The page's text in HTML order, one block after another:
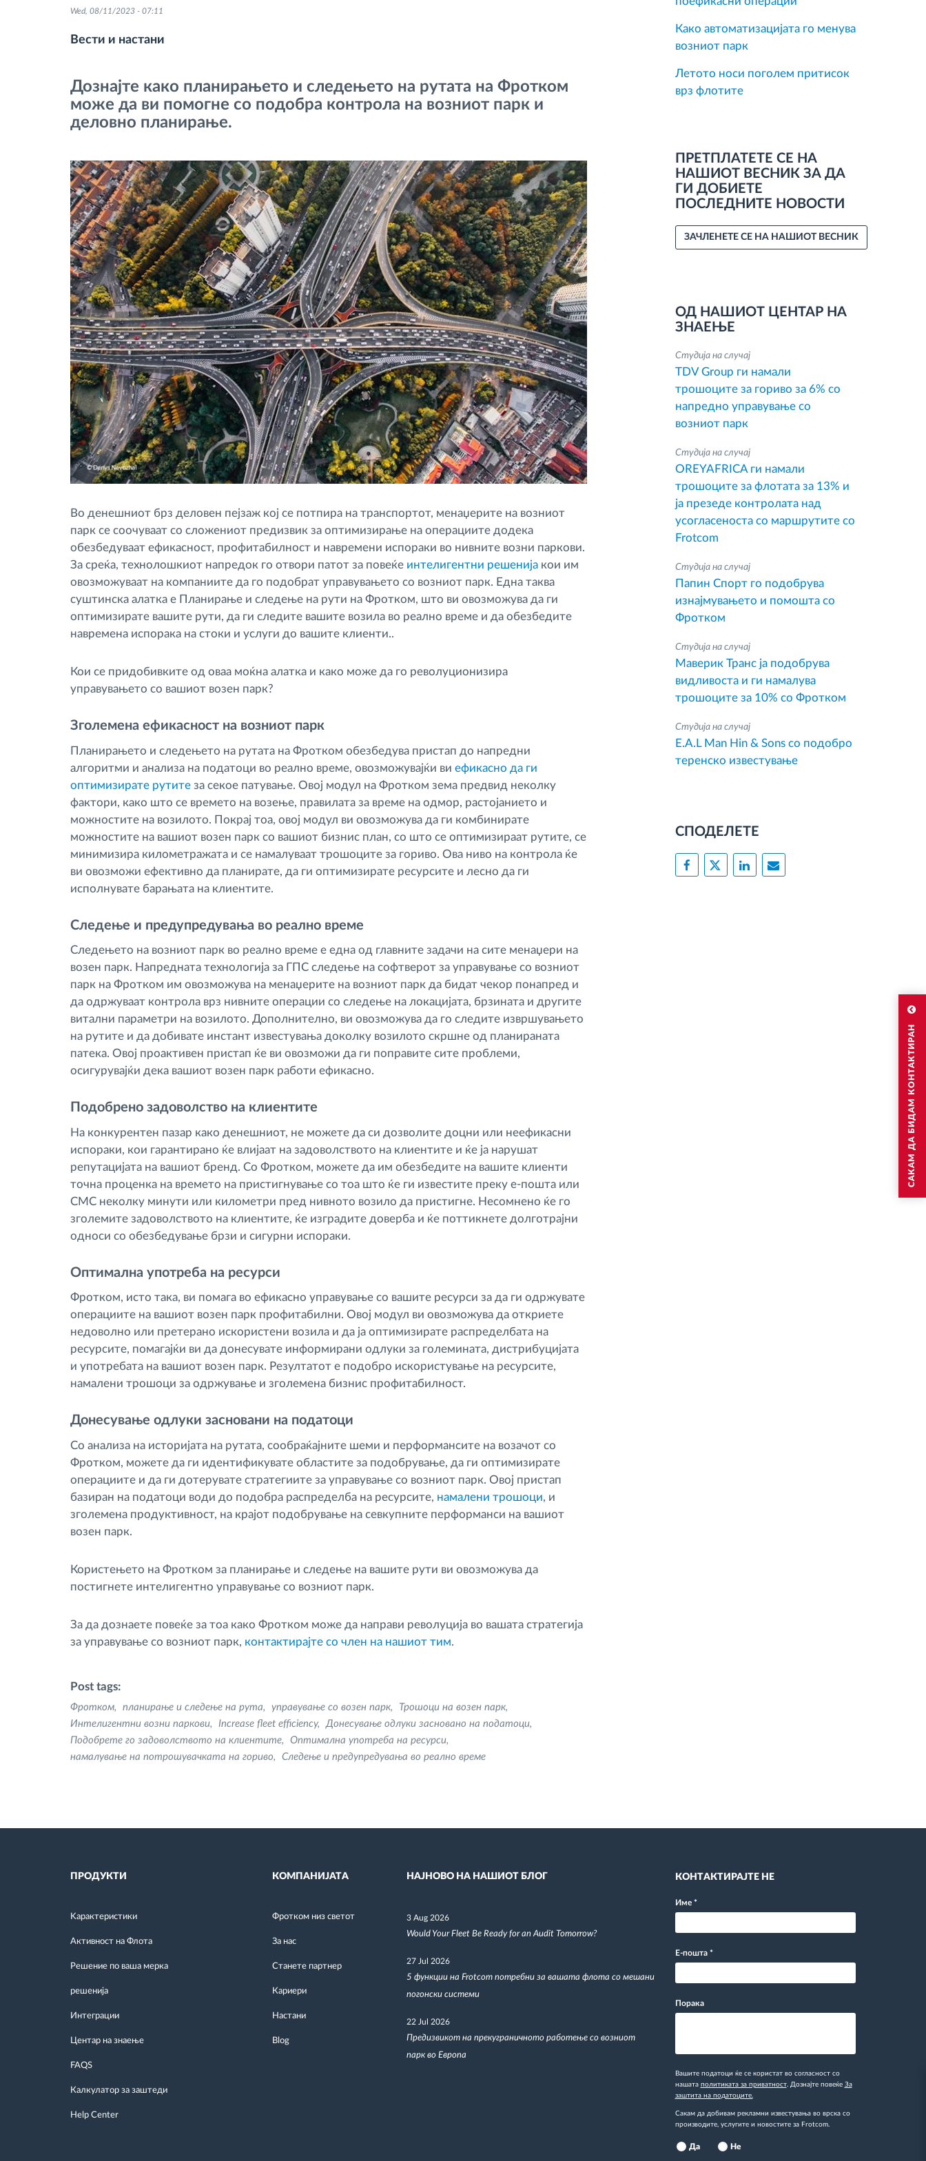
САКАМ ДА БИДАМ КОНТАКТИРАН
Контрола на пристап
Планирање и следење на рутите
возачите
Откријте ги сите можности
Wed, 08/11/2023 - 07:11
Вести и настани
Дознајте како планирањето и следењето на рутата на Фротком
може да ви помогне со подобра контрола на возниот парк и
деловно планирање.
Во денешниот брз деловен пејзаж кој се потпира на транспортот, менаџерите на возниот
парк се соочуваат со сложениот предизвик за оптимизирање на операциите додека
обезбедуваат ефикасност, профитабилност и навремени испораки во нивните возни паркови.
За среќа, технолошкиот напредок го отвори патот за повеќе интелигентни решенија кои им
овозможуваат на компаниите да го подобрат управувањето со возниот парк. Една таква
суштинска алатка е Планирање и следење на рути на Фротком, што ви овозможува да ги
оптимизирате вашите рути, да ги следите вашите возила во реално време и да обезбедите
навремена испорака на стоки и услуги до вашите клиенти..
Кои се придобивките од оваа моќна алатка и како може да го револуционизира
управувањето со вашиот возен парк?
Зголемена ефикасност на возниот парк
Планирањето и следењето на рутата на Фротком обезбедува пристап до напредни
алгоритми и анализа на податоци во реално време, овозможувајќи ви ефикасно да ги
оптимизирате рутите за секое патување. Овој модул на Фротком зема предвид неколку
фактори, како што се времето на возење, правилата за време на одмор, растојанието и
можностите на возилото. Покрај тоа, овој модул ви овозможува да ги комбинирате
можностите на вашиот возен парк со вашиот бизнис план, со што се оптимизираат рутите, се
минимизира километражата и се намалуваат трошоците за гориво. Ова ниво на контрола ќе
ви овозможи ефективно да планирате, да ги оптимизирате ресурсите и лесно да ги
исполнувате барањата на клиентите.
Следење и предупредувања во реално време
Следењето на возниот парк во реално време е една од главните задачи на сите менаџери на
возен парк. Напредната технологија за ГПС следење на софтверот за управување со возниот
парк на Фротком им овозможува на менаџерите на возниот парк да бидат чекор понапред и
да одржуваат контрола врз нивните операции со следење на локацијата, брзината и другите
витални параметри на возилото. Дополнително, ви овозможува да го следите извршувањето
на рутите и да добивате инстант известувања доколку возилото скршне од планираната
патека. Овој проактивен пристап ќе ви овозможи да ги поправите сите проблеми,
осигурувајќи дека вашиот возен парк работи ефикасно.
Подобрено задоволство на клиентите
На конкурентен пазар како денешниот, не можете да си дозволите доцни или неефикасни
испораки, кои гарантирано ќе влијаат на задоволството на клиентите и ќе ја нарушат
репутацијата на вашиот бренд. Со Фротком, можете да им обезбедите на вашите клиенти
точна проценка на времето на пристигнување со тоа што ќе ги известите преку е-пошта или
СМС неколку минути или километри пред нивното возило да пристигне. Несомнено ќе го
зголемите задоволството на клиентите, ќе изградите доверба и ќе поттикнете долготрајни
односи со обезбедување брзи и сигурни испораки.
Оптимална употреба на ресурси
Фротком, исто така, ви помага во ефикасно управување со вашите ресурси за да ги одржувате
операциите на вашиот возен парк профитабилни. Овој модул ви овозможува да откриете
недоволно или претерано искористени возила и да ја оптимизирате распределбата на
ресурсите, помагајќи ви да донесувате информирани одлуки за големината, дистрибуцијата
и употребата на вашиот возен парк. Резултатот е подобро искористување на ресурсите,
намалени трошоци за одржување и зголемена бизнис профитабилност.
Донесување одлуки засновани на податоци
Со анализа на историјата на рутата, сообраќајните шеми и перформансите на возачот со
Фротком, можете да ги идентификувате областите за подобрување, да ги оптимизирате
операциите и да ги дотерувате стратегиите за управување со возниот парк. Овој пристап
базиран на податоци води до подобра распределба на ресурсите, намалени трошоци, и
зголемена продуктивност, на крајот подобрување на севкупните перформанси на вашиот
возен парк.
Користењето на Фротком за планирање и следење на вашите рути ви овозможува да
постигнете интелигентно управување со возниот парк.
За да дознаете повеќе за тоа како Фротком може да направи револуција во вашата стратегија
за управување со возниот парк, контактирајте со член на нашиот тим.
Post tags:
Фротком планирање и следење на рута управување со возен парк
Трошоци на возен парк
Интелигентни возни паркови
Increase fleet efficiency
Донесување одлуки засновано на податоци
Подобрете го задоволството на клиентите
Оптимална употреба на ресурси
намалување на потрошувачката на гориво
Следење и предупредувања во реално време
Како автоматизацијата го менува
возниот парк
Летото носи поголем притисок
врз флотите
ПРЕТПЛАТЕТЕ СЕ НА
НАШИОТ ВЕСНИК ЗА ДА
ГИ ДОБИЕТЕ
ПОСЛЕДНИТЕ НОВОСТИ
ЗАЧЛЕНЕТЕ СЕ НА НАШИОТ ВЕСНИК
ОД НАШИОТ ЦЕНТАР НА
ЗНАЕЊЕ
Студија на случај
TDV Group ги намали
трошоците за гориво за 6% со
напредно управување со
возниот парк
Студија на случај
OREYAFRICA ги намали
трошоците за флотата за 13% и
ја презеде контролата над
усогласеноста со маршрутите со
Frotcom
Студија на случај
Папин Спорт го подобрува
изнајмувањето и помошта со
Фротком
Студија на случај
Маверик Транс ја подобрува
видливоста и ги намалува
трошоците за 10% со Фротком
Студија на случај
E.A.L Man Hin & Sons со подобро
теренско известување
СПОДЕЛЕТЕ
ПРОДУКТИ
Kарактеристики
Активност на Флота
Решение по ваша мерка
решенија
Интеграции
Центар на знаење
FAQS
Калкулатор за заштеди
Help Center
КОМПАНИЈАТА
Фротком низ светот
За нас
Станете партнер
Кариери
Настани
Blog
НАЈНОВО НА НАШИОТ БЛОГ
3 Aug 2026
Would Your Fleet Be Ready for an Audit Tomorrow?
27 Jul 2026
5 функции на Frotcom потребни за вашата флота со мешани
погонски системи
22 Jul 2026
Предизвикот на прекуграничното работење со возниот
парк во Европа
КОНТАКТИРАЈТЕ НЕ
Име *
Е-пошта *
Порака
Вашите податоци ќе се користат во согласност со
нашата политиката за приватност. Дознајте повеќе За
заштита на податоците.
Сакам да добивам рекламни известувања во врска со
производите, услугите и новостите за Frotcom.
Да Не